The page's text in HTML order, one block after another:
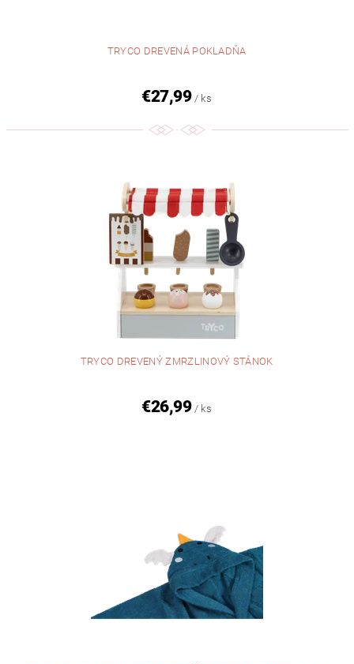
TRYCO DREVENÁ POKLADŇA
€27,99 / ks
TRYCO DREVENÝ ZMRZLINOVÝ STÁNOK
€26,99 / ks